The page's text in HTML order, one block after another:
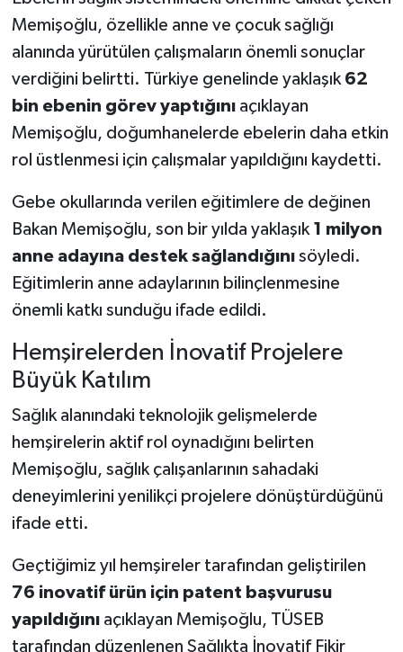
Memişoğlu, özellikle anne ve çocuk sağlığı
alanında yürütülen çalışmaların önemli sonuçlar
verdiğini belirtti. Türkiye genelinde yaklaşık 62
bin ebenin görev yaptığınıaçıklayan
Memişoğlu, doğumhanelerde ebelerin daha etkin
rol üstlenmesi için çalışmalar yapıldığını kaydetti.
Gebe okullarında verilen eğitimlere de değinen
Bakan Memişoğlu, son bir yılda yaklaşık 1 milyon
anne adayına destek sağlandığınısöyledi.
Eğitimlerin anne adaylarının bilinçlenmesine
önemli katkı sunduğu ifade edildi.
Hemşirelerden İnovatif Projelere
Büyük Katılım
Sağlık alanındaki teknolojik gelişmelerde
hemşirelerin aktif rol oynadığını belirten
Memişoğlu, sağlık çalışanlarının sahadaki
deneyimlerini yenilikçi projelere dönüştürdüğünü
ifade etti.
Geçtiğimiz yıl hemşireler tarafından geliştirilen
76 inovatif ürün için patent başvurusu
yapıldığınıaçıklayan Memişoğlu, TÜSEB
tarafından düzenlenen Sağlıkta İnovatif Fikir